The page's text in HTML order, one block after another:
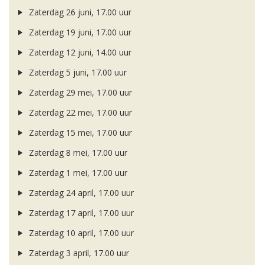
Zaterdag 26 juni, 17.00 uur
Zaterdag 19 juni, 17.00 uur
Zaterdag 12 juni, 14.00 uur
Zaterdag 5 juni, 17.00 uur
Zaterdag 29 mei, 17.00 uur
Zaterdag 22 mei, 17.00 uur
Zaterdag 15 mei, 17.00 uur
Zaterdag 8 mei, 17.00 uur
Zaterdag 1 mei, 17.00 uur
Zaterdag 24 april, 17.00 uur
Zaterdag 17 april, 17.00 uur
Zaterdag 10 april, 17.00 uur
Zaterdag 3 april, 17.00 uur